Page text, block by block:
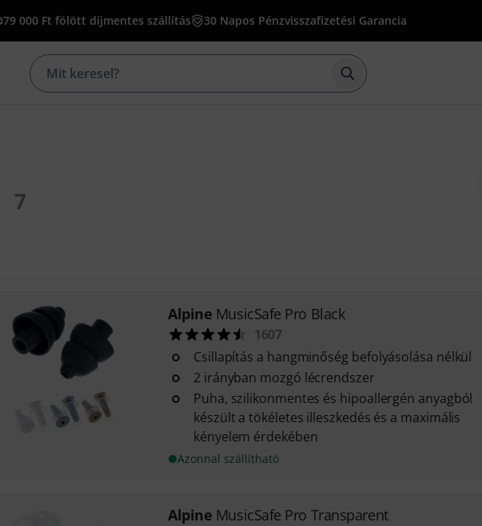
79 000 Ft fölött díjmentes szállítás 30 Napos Pénzvisszafizetési Garancia
Keresés indítása
7
Alpine MusicSafe Pro Black
1607
Csillapítás a hangminőség befolyásolása nélkül
2 irányban mozgó lécrendszer
Puha, szilikonmentes és hipoallergén anyagból
készült a tökéletes illeszkedés és a maximális
kényelem érdekében
Azonnal szállítható
Alpine MusicSafe Pro Transparent